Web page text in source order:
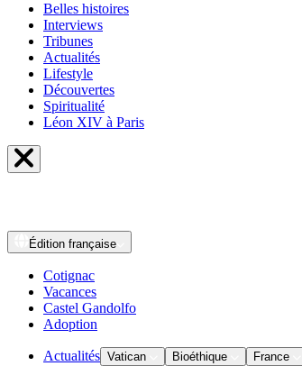
Belles histoires
Interviews
Tribunes
Actualités
Lifestyle
Découvertes
Spiritualité
Léon XIV à Paris
Édition française
Cotignac
Vacances
Castel Gandolfo
Adoption
Actualités Vatican Bioéthique France